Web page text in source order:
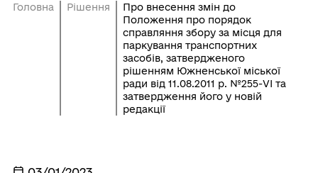
Головна Рішення
Про внесення змін до
Положення про порядок
справляння збору за місця для
паркування транспортних
засобів, затвердженого
рішенням Южненської міської
ради від 11.08.2011 р. №255-VІ та
затвердження його у новій
редакції